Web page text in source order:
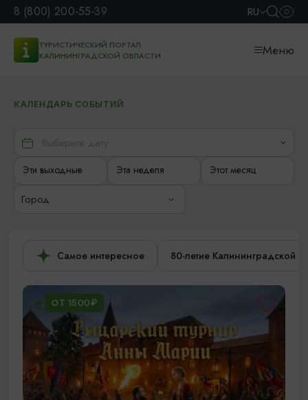
8 (800) 200-55-39 RU
ТУРИСТИЧЕСКИЙ ПОРТАЛ
КАЛИНИНГРАДСКОЙ ОБЛАСТИ
Меню
КАЛЕНДАРЬ СОБЫТИЙ
Эти выходные Эта неделя Этот месяц
Город
Самое интересное 80-летие Калининградской
ОТ 1500₽